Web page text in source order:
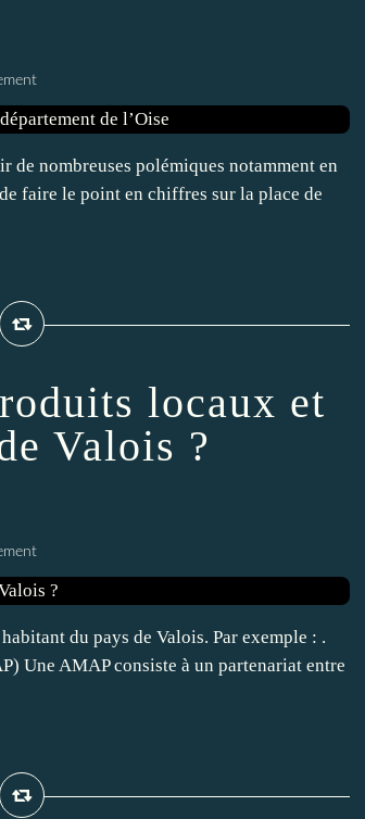
nombreuses polémiques notamment en
faire le point en chiffres sur la place de
locaux et
Valois ?
du pays de Valois. Par exemple : .
Une AMAP consiste à un partenariat entre